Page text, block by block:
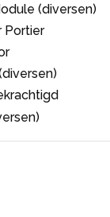
(diversen)
Portier
(diversen)
links-achter
rechts-achter